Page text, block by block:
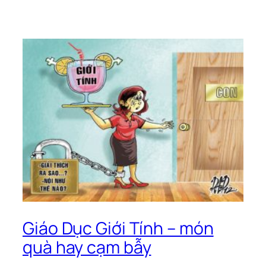
Giáo Dục Giới Tính – món
quà hay cạm bẫy